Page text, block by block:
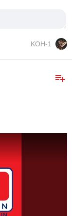
KOH-1
playlist_add